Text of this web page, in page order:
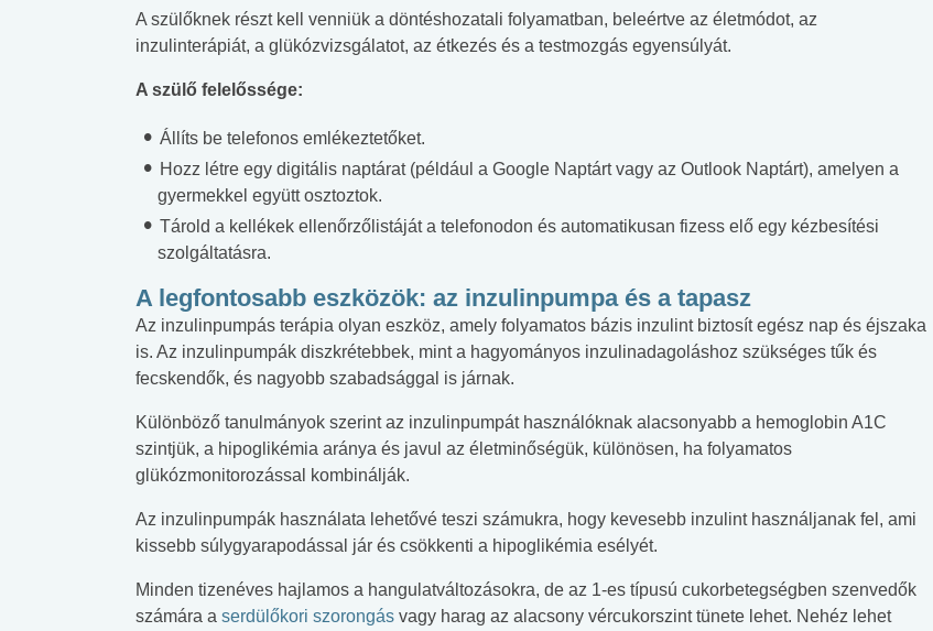
A szülőknek részt kell venniük a döntéshozatali folyamatban, beleértve az életmódot, az
inzulinterápiát, a glükózvizsgálatot, az étkezés és a testmozgás egyensúlyát.
A szülő felelőssége:
Állíts be telefonos emlékeztetőket.
Hozz létre egy digitális naptárat (például a Google Naptárt vagy az Outlook Naptárt), amelyen a
gyermekkel együtt osztoztok.
Tárold a kellékek ellenőrzőlistáját a telefonodon és automatikusan fizess elő egy kézbesítési
szolgáltatásra.
A legfontosabb eszközök: az inzulinpumpa és a tapasz
Az inzulinpumpás terápia olyan eszköz, amely folyamatos bázis inzulint biztosít egész nap és éjszaka
is. Az inzulinpumpák diszkrétebbek, mint a hagyományos inzulinadagoláshoz szükséges tűk és
fecskendők, és nagyobb szabadsággal is járnak.
Különböző tanulmányok szerint az inzulinpumpát használóknak alacsonyabb a hemoglobin A1C
szintjük, a hipoglikémia aránya és javul az életminőségük, különösen, ha folyamatos
glükózmonitorozással kombinálják.
Az inzulinpumpák használata lehetővé teszi számukra, hogy kevesebb inzulint használjanak fel, ami
kissebb súlygyarapodással jár és csökkenti a hipoglikémia esélyét.
Minden tizenéves hajlamos a hangulatváltozásokra, de az 1-es típusú cukorbetegségben szenvedők
számára a serdülőkori szorongás vagy harag az alacsony vércukorszint tünete lehet. Nehéz lehet
#Zöldövezet
Mekkora az ökológiai
#Betegségek
Elsősegély
#Suli, munka
Angol középfokú
#Suli, munka
Internet-függőség